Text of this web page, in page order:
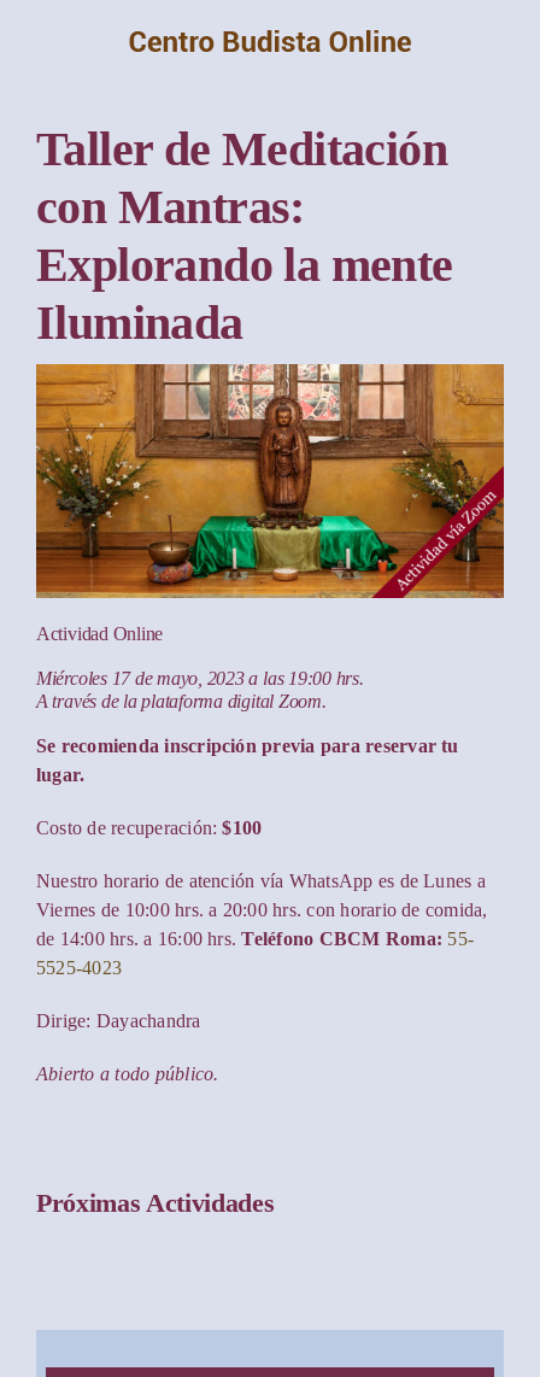
Taller de Meditación
con Mantras:
Explorando la mente
Iluminada
Actividad Online
Miércoles 17 de mayo, 2023 a las 19:00 hrs.
A través de la plataforma digital Zoom.
Se recomienda inscripción previa para reservar tu
lugar.
Costo de recuperación: $100
Nuestro horario de atención vía WhatsApp es de Lunes a
Viernes de 10:00 hrs. a 20:00 hrs. con horario de comida,
de 14:00 hrs. a 16:00 hrs.Teléfono CBCM Roma: 55-
5525-4023
Dirige: Dayachandra
Abierto a todo público.
Próximas Actividades